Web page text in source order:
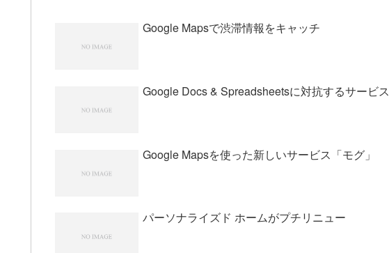
Google Mapsで渋滞情報をキャッチ
Google Docs & Spreadsheetsに対抗するサービス
Google Mapsを使った新しいサービス「モグ」
パーソナライズド ホームがプチリニュー